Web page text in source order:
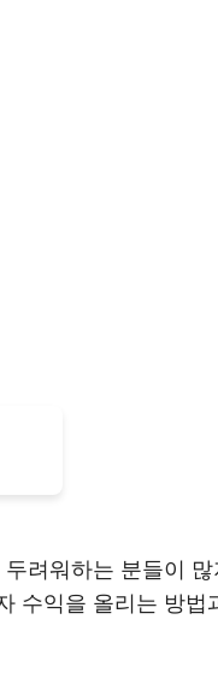
려워하는 분들이
수익을 올리는 방법